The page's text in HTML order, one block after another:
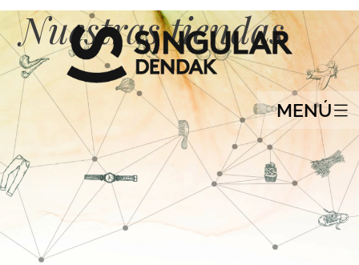
MENÚ
Nuestras tiendas